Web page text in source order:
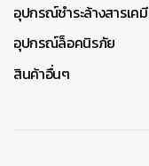
อุปกรณ์ชำระล้างสารเคมี
อุปกรณ์ล็อคนิรภัย
สินค้าอื่นๆ